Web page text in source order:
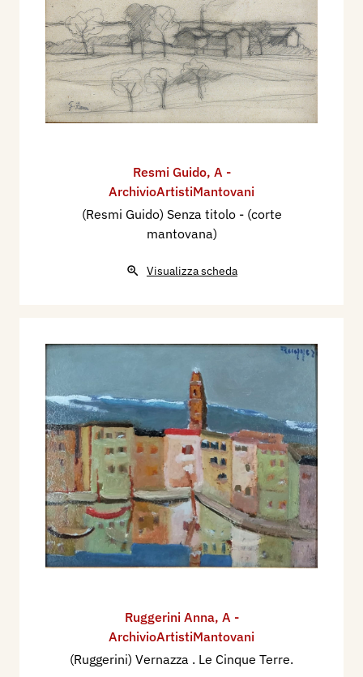
Resmi Guido, A -
ArchivioArtistiMantovani
(Resmi Guido) Senza titolo - (corte
mantovana)
Visualizza scheda
Ruggerini Anna, A -
ArchivioArtistiMantovani
(Ruggerini) Vernazza . Le Cinque Terre.